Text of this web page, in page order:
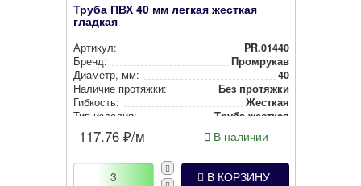
Труба ПВХ 40 мм легкая жесткая
гладкая
Артикул:
PR.01440
Бренд:
Промрукав
Диаметр, мм:
40
Наличие протяжки:
Без протяжки
Гибкость:
Жесткая
Тип изделия:
Труба жесткая
117.76 ₽/м В наличии
В КОРЗИНУ